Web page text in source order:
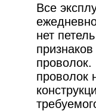
Все
нет
проволок.
проволок